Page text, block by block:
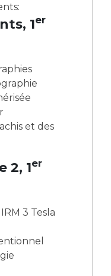
1er
et des
2, 1er
3 Tesla